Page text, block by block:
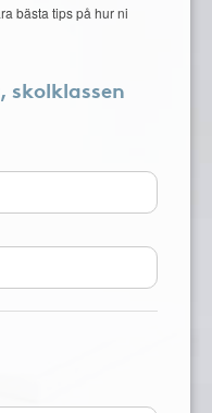
bästa tips på hur ni